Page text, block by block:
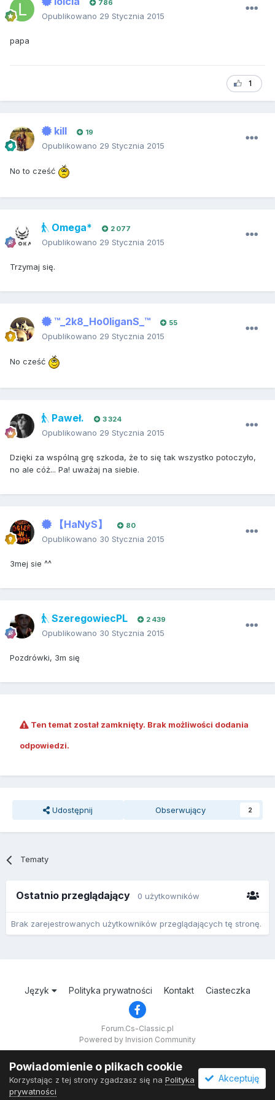
786
Opublikowano 29 Stycznia 2015
papa
1
kill 19
Opublikowano 29 Stycznia 2015
No to cześć
Omega* 2 077
Opublikowano 29 Stycznia 2015
Trzymaj się.
™_2k8_Ho0liganS_™ 55
Opublikowano 29 Stycznia 2015
No cześć
Paweł. 3 324
Opublikowano 29 Stycznia 2015
Dzięki za wspólną grę szkoda, że to się tak wszystko potoczyło,
no ale cóż... Pa! uważaj na siebie.
【HaNyS】 80
Opublikowano 30 Stycznia 2015
3mej sie ^^
SzeregowiecPL 2 439
Opublikowano 30 Stycznia 2015
Pozdrówki, 3m się
Ten temat został zamknięty. Brak możliwości dodania
odpowiedzi.
Udostępnij Obserwujący 2
Tematy
Ostatnio przeglądający 0 użytkowników
Brak zarejestrowanych użytkowników przeglądających tę stronę.
Język Polityka prywatności Kontakt Ciasteczka
Forum.Cs-Classic.pl
Powered by Invision Community
Powiadomienie o plikach cookie
Korzystając z tej strony zgadzasz się na Polityka
prywatności
Akceptuję